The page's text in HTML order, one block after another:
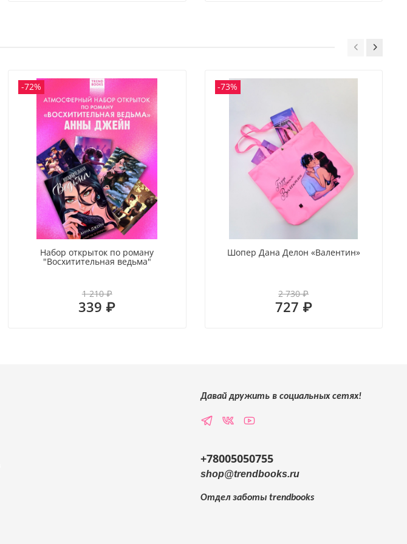
-72%
Набор открыток по роману
"Восхитительная ведьма"
1 210 ₽
339 ₽
-73%
Шопер Дана Делон «Валентин»
2 730 ₽
727 ₽
Давай дружить в социальных сетях!
+78005050755
shop@trendbooks.ru
Отдел заботы trendbooks